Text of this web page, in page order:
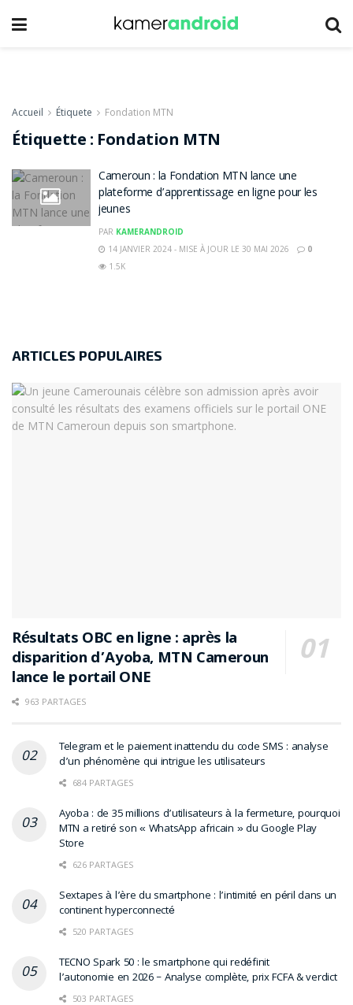
Accueil Étiquete Fondation MTN
Étiquette : Fondation MTN
Cameroun : la Fondation MTN lance une
plateforme d’apprentissage en ligne pour les
jeunes
PAR KAMERANDROID
14 JANVIER 2024 - MISE À JOUR LE 30 MAI 2026
0
1.5K
ARTICLES POPULAIRES
Résultats OBC en ligne : après la
disparition d’Ayoba, MTN Cameroun
lance le portail ONE
963 PARTAGES
Telegram et le paiement inattendu du code SMS : analyse
d’un phénomène qui intrigue les utilisateurs
684 PARTAGES
Ayoba : de 35 millions d’utilisateurs à la fermeture, pourquoi
MTN a retiré son « WhatsApp africain » du Google Play
Store
626 PARTAGES
Sextapes à l’ère du smartphone : l’intimité en péril dans un
continent hyperconnecté
520 PARTAGES
TECNO Spark 50 : le smartphone qui redéfinit
l’autonomie en 2026 – Analyse complète, prix FCFA & verdict
503 PARTAGES